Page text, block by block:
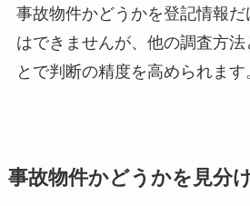
事故物件かどうかを登記情報だ
はできませんが、他の調査方法
とで判断の精度を高められます
事故物件かどうかを見分